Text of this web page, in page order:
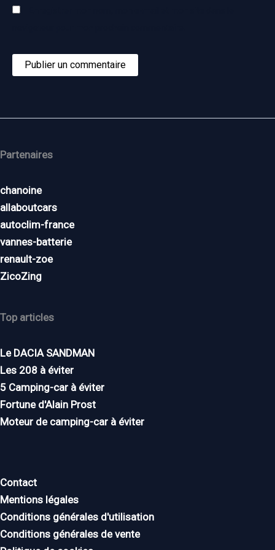
Partenaires
chanoine
allaboutcars
autoclim-france
vannes-batterie
renault-zoe
ZicoZing
Top articles
Le DACIA SANDMAN
Les 208 à éviter
5 Camping-car à éviter
Fortune d'Alain Prost
Moteur de camping-car à éviter
Contact
Mentions légales
Conditions générales d'utilisation
Conditions générales de vente